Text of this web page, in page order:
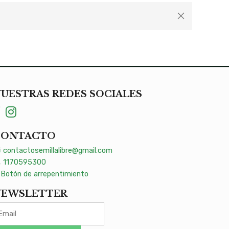
REDES SOCIALES
contactosemillalibre@gmail.com
1170595300
de arrepentimiento